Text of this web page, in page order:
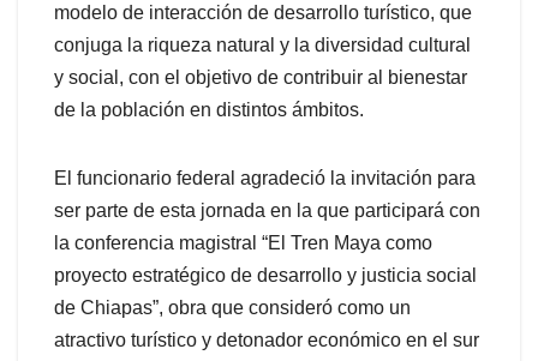
modelo de interacción de desarrollo turístico, que
conjuga la riqueza natural y la diversidad cultural
y social, con el objetivo de contribuir al bienestar
de la población en distintos ámbitos.
El funcionario federal agradeció la invitación para
ser parte de esta jornada en la que participará con
la conferencia magistral “El Tren Maya como
proyecto estratégico de desarrollo y justicia social
de Chiapas”, obra que consideró como un
atractivo turístico y detonador económico en el sur